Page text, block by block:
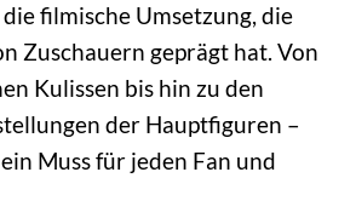
filmische Umsetzung, die
Zuschauern geprägt hat. Von
Kulissen bis hin zu den
der Hauptfiguren –
Muss für jeden Fan und